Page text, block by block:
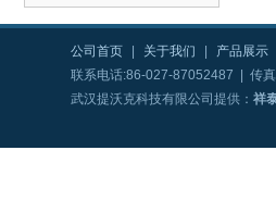
公司首页 关于我们 产品展示
联系电话:86-027-87052487 | 传
武汉提沃克科技有限公司提供： 祥